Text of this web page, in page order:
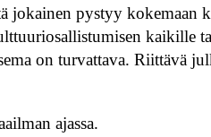
jokainen pystyy kokemaan
kaikille
on turvattava. Riittävä
ajassa.